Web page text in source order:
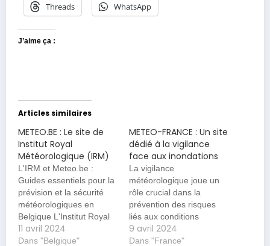
Threads WhatsApp
J’aime ça :
Articles similaires
METEO.BE : Le site de
Institut Royal
Météorologique (IRM)
L'IRM et Meteo.be :
Guides essentiels pour la
prévision et la sécurité
météorologiques en
Belgique L'Institut Royal
Météorologique (IRM) et
son site Meteo.be sont
11 avril 2024
Dans "Belgique"
METEO-FRANCE : Un site
dédié à la vigilance
face aux inondations
La vigilance
météorologique joue un
rôle crucial dans la
prévention des risques
liés aux conditions
météorologiques
extrêmes. Météo-France
9 avril 2024
Dans "France"